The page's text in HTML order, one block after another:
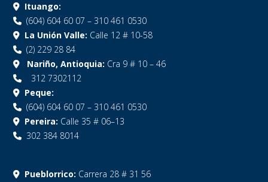
Ituango:
(604) 604 60 07 – 310 461 0530
La Unión Valle: Calle 12 # 10-58
(2) 229 28 84
Nariño, Antioquia: Cra 9 # 10 – 46
312 7302112
Peque:
(604) 604 60 07 – 310 461 0530
Pereira: Calle 35 # 06–13
302 384 8014
Pueblorrico: Carrera 28 # 31 56